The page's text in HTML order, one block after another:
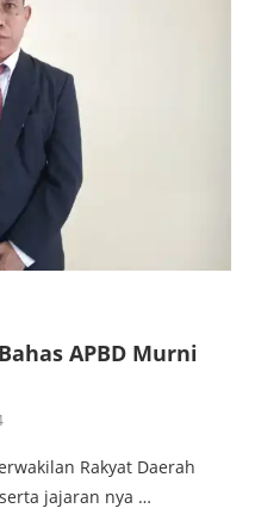
APBD Murni
Rakyat Daerah
jajaran nya …